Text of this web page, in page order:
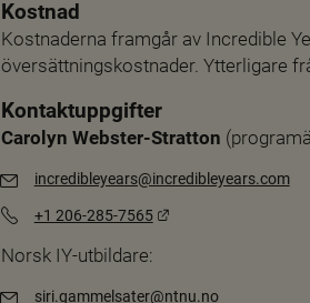
Kostnad
Kostnaderna framgår av Incredible
översättningskostnader. Ytterligare
Kontaktuppgifter
Carolyn Webster-Stratton
incredibleyears@incredibleyears.com
+1 206-285-7565
Norsk IY-utbildare:
siri.gammelsater@ntnu.no